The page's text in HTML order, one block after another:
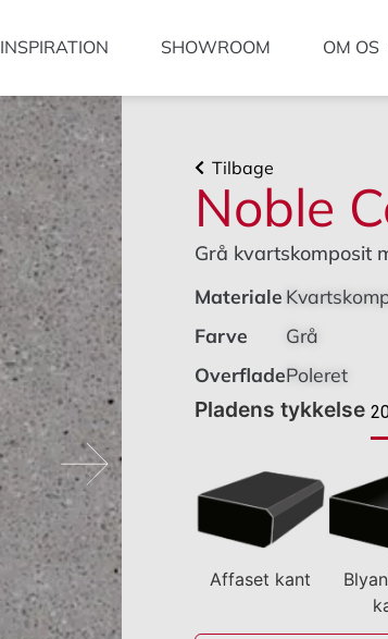
INSPIRATION SHOWROOM OM OS
Tilbage
Noble
Grå kvartskomposit
Materiale
Farve
Overflade
Grå
Poleret
Pladens tykkelse
Affaset kant